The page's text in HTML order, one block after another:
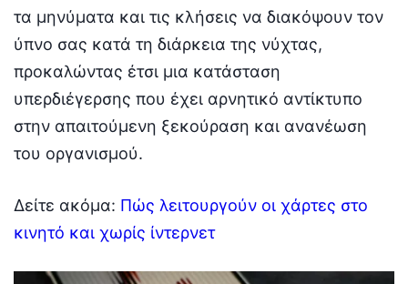
τα μηνύματα και τις κλήσεις να διακόψουν τον
ύπνο σας κατά τη διάρκεια της νύχτας,
προκαλώντας έτσι μια κατάσταση
υπερδιέγερσης που έχει αρνητικό αντίκτυπο
στην απαιτούμενη ξεκούραση και ανανέωση
του οργανισμού.
Δείτε ακόμα: Πώς λειτουργούν οι χάρτες στο
κινητό και χωρίς ίντερνετ